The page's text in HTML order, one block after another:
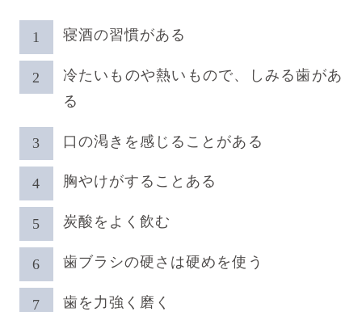
寝酒の習慣がある
冷たいものや熱いもので、しみる歯があ
る
口の渇きを感じることがある
胸やけがすることある
炭酸をよく飲む
歯ブラシの硬さは硬めを使う
歯を力強く磨く